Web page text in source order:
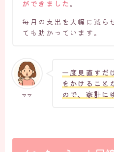
ができました。
毎月の支出を大幅に減ら
ても助かっています。
ママ
一度見直すだ
をかけること
ので、家計に